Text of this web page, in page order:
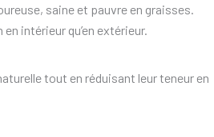
saine et pauvre en graisses.
intérieur qu’en extérieur.
tout en réduisant leur teneur en